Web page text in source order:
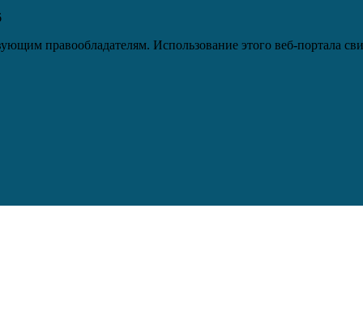
правообладателям. Использование этого веб-портала